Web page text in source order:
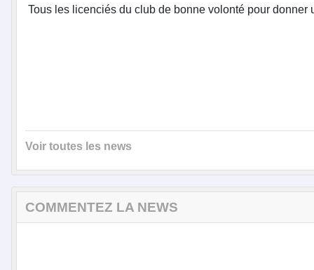
Tous les licenciés du club de bonne volonté pour donner
Voir toutes les news
COMMENTEZ LA NEWS